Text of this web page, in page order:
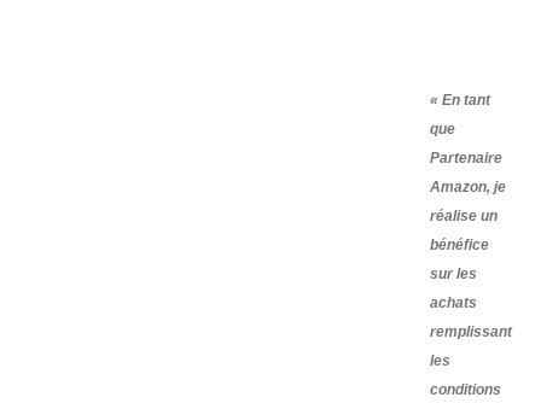
« En tant
que
Partenaire
Amazon, je
réalise un
bénéfice
sur les
achats
remplissant
les
conditions